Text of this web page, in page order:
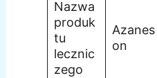
Nazwa
produk
tu
lecznic
zego
Azanes
on